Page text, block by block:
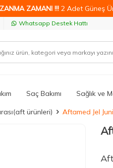
ZAMANI !!! 2 Adet Güneş
Whatsapp Destek Hattı
Saç Bakımı Sağlık ve
ürünleri) Aftamed Jel